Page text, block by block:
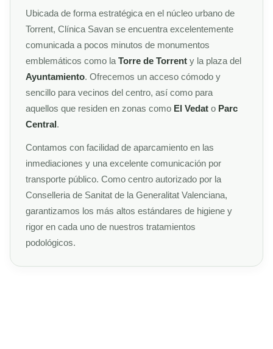
Ubicada de forma estratégica en el núcleo urbano de
Torrent, Clínica Savan se encuentra excelentemente
comunicada a pocos minutos de monumentos
emblemáticos como la Torre de Torrent y la plaza del
Ayuntamiento. Ofrecemos un acceso cómodo y
sencillo para vecinos del centro, así como para
aquellos que residen en zonas como El Vedat o Parc
Central.
Contamos con facilidad de aparcamiento en las
inmediaciones y una excelente comunicación por
transporte público. Como centro autorizado por la
Conselleria de Sanitat de la Generalitat Valenciana,
garantizamos los más altos estándares de higiene y
rigor en cada uno de nuestros tratamientos
podológicos.